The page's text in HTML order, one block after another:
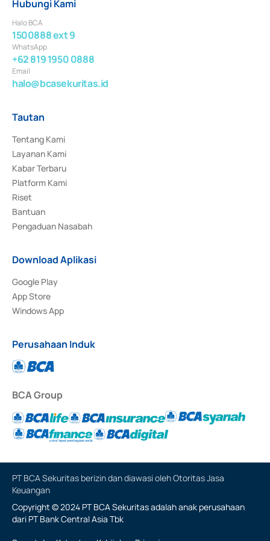
Hubungi Kami
Halo BCA
1500888 ext 9
WhatsApp
+62 819 1950 0888
Email
halo@bcasekuritas.id
Tautan
Tentang Kami
Layanan Kami
Kabar Terbaru
Platform Kami
Riset
Bantuan
Pengaduan Nasabah
Download Aplikasi
Google Play
App Store
Windows App
Perusahaan Induk
BCA Group
PT BCA Sekuritas berizin dan diawasi oleh Otoritas Jasa
Keuangan
Copyright © 2024 PT BCA Sekuritas adalah anak perusahaan
dari PT Bank Central Asia Tbk